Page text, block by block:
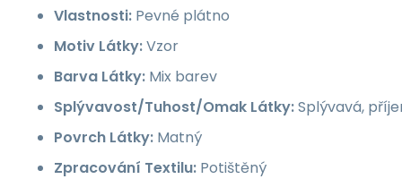
Vlastnosti: Pevné plátno
Motiv Látky:Vzor
Barva Látky: Mix barev
Splývavost/Tuhost/Omak Látky:Splývavá,
Povrch Látky: Matný
Zpracování Textilu: Potištěný